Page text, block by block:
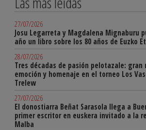
27/07/2026
Josu Legarreta y Magdalena Mignaburu
año un libro sobre los 80 años de Euzko
28/07/2026
Tres décadas de pasión pelotazale: gran
emoción y homenaje en el torneo Los
Trelew
27/07/2026
El donostiarra Beñat Sarasola llega a
primer escritor en euskera invitado a la
Malba